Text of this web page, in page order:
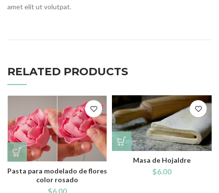
amet elit ut volutpat.
RELATED PRODUCTS
Pasta para modelado de flores
color rosado
$6.00
Masa de Hojaldre
$6.00